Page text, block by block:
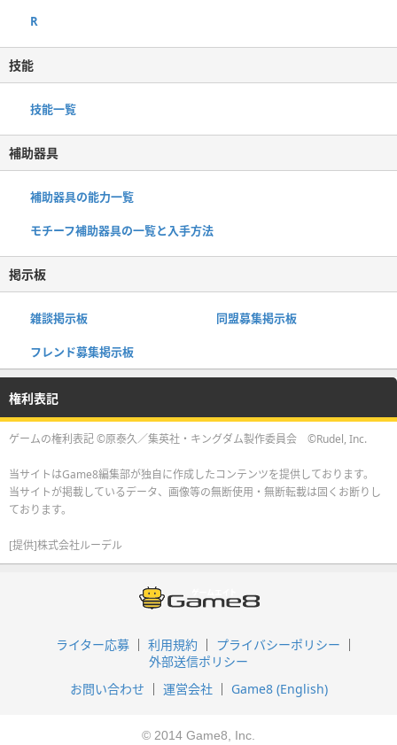
R
技能
技能一覧
補助器具
補助器具の能力一覧
モチーフ補助器具の一覧と入手方法
掲示板
雑談掲示板 同盟募集掲示板
フレンド募集掲示板
権利表記
ゲームの権利表記 ©原泰久／集英社・キングダム製作委員会 ©Rudel, Inc.
当サイトはGame8編集部が独自に作成したコンテンツを提供しております。
当サイトが掲載しているデータ、画像等の無断使用・無断転載は固くお断りし
ております。
[提供]株式会社ルーデル
ライター応募 利用規約
プライバシーポリシー
外部送信ポリシー
お問い合わせ
運営会社 Game8 (English)
© 2014 Game8, Inc.